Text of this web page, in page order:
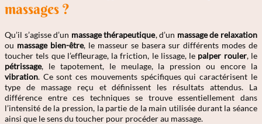
massages ?
Qu’il s’agisse d’un massage thérapeutique, d’un massage de relaxation
ou massage bien-être, le masseur se basera sur différents modes de
toucher tels que l’effleurage, la friction, le lissage, le palper rouler, le
pétrissage, le tapotement, le meulage, la pression ou encore la
vibration. Ce sont ces mouvements spécifiques qui caractérisent le
type de massage reçu et définissent les résultats attendus. La
différence entre ces techniques se trouve essentiellement dans
l’intensité de la pression, la partie de la main utilisée durant la séance
ainsi que le sens du toucher pour procéder au massage.